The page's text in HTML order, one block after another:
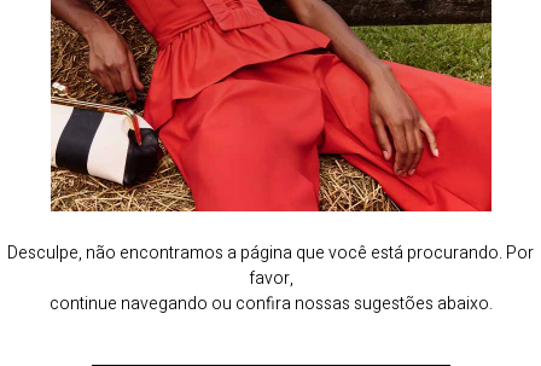
Desculpe, não encontramos a página que você está procurando. Por
favor,
continue navegando ou confira nossas sugestões abaixo.